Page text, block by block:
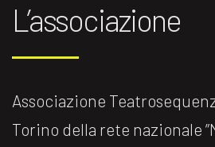
L’associazione
Associazione
Torino della rete nazionale